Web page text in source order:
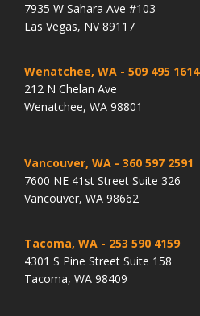
7935 W Sahara Ave #103
Las Vegas, NV 89117
Wenatchee, WA - 509 495 1614
212 N Chelan Ave
Wenatchee, WA 98801
Vancouver, WA - 360 597 2591
7600 NE 41st Street Suite 326
Vancouver, WA 98662
Tacoma, WA - 253 590 4159
4301 S Pine Street Suite 158
Tacoma, WA 98409